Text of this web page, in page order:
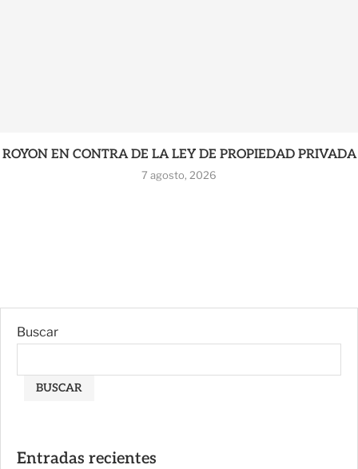
ROYON EN CONTRA DE LA LEY DE PROPIEDAD PRIVADA
7 agosto, 2026
Buscar
BUSCAR
Entradas recientes